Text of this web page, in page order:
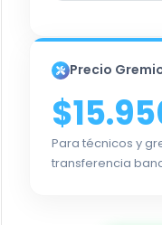
Precio
Para técnicos y
transferencia